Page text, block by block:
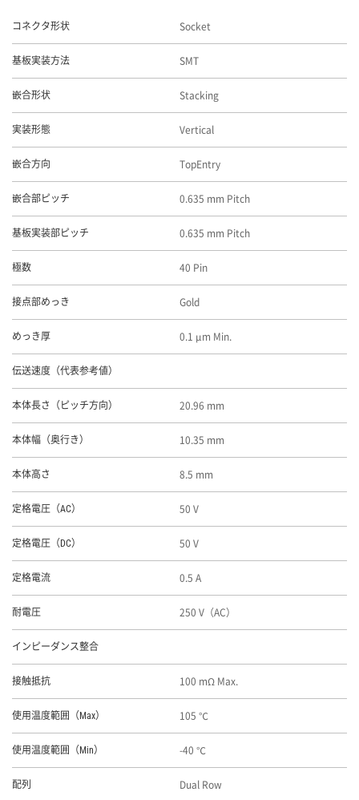
コネクタ形状 Socket
基板実装方法 SMT
嵌合形状 Stacking
実装形態 Vertical
嵌合方向 TopEntry
嵌合部ピッチ 0.635 mm Pitch
基板実装部ピッチ 0.635 mm Pitch
極数 40 Pin
接点部めっき Gold
めっき厚 0.1 μm Min.
伝送速度（代表参考値）
本体長さ（ピッチ方向） 20.96 mm
本体幅（奥行き） 10.35 mm
本体高さ 8.5 mm
定格電圧（AC） 50 V
定格電圧（DC） 50 V
定格電流 0.5 A
耐電圧 250 V（AC）
インピーダンス整合
接触抵抗 100 mΩ Max.
使用温度範囲（Max） 105 ℃
使用温度範囲（Min） -40 ℃
配列 Dual Row